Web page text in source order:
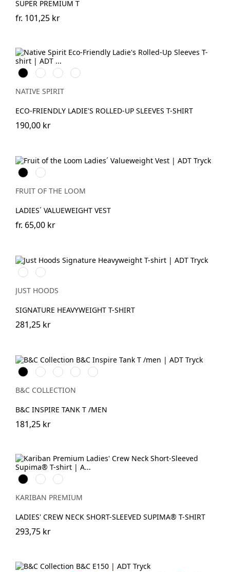
SUPER PREMIUM T
fr. 101,25 kr
Svart Vit Ivory Petal
Rose
NATIVE SPIRIT
ECO-FRIENDLY LADIE'S ROLLED-UP SLEEVES T-SHIRT
190,00 kr
BlackWhite
FRUIT OF THE LOOM
LADIES´ VALUEWEIGHT VEST
fr. 65,00 kr
WhiteDeep
Black
JUST HOODS
SIGNATURE HEAVYWEIGHT T-SHIRT
281,25 kr
Svart WhiteCobalt
Blue
Sport
Grey
Fire
Red
B&C COLLECTION
B&C INSPIRE TANK T /MEN
181,25 kr
Svart Vit
Deep
Navy
KARIBAN PREMIUM
LADIES' CREW NECK SHORT-SLEEVED SUPIMA® T-SHIRT
293,75 kr